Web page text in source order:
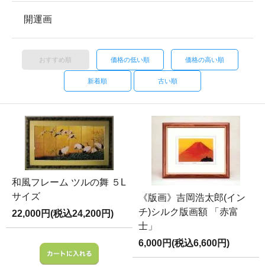
開運画
おすすめ順 価格の低い順 価格の高い順
新着順 古い順
和風フレーム ツルの舞 ５L
サイズ
22,000円(税込24,200円)
《版画》吉岡浩太郎(イン
チ)シルク版画額 「赤富
士」
6,000円(税込6,600円)